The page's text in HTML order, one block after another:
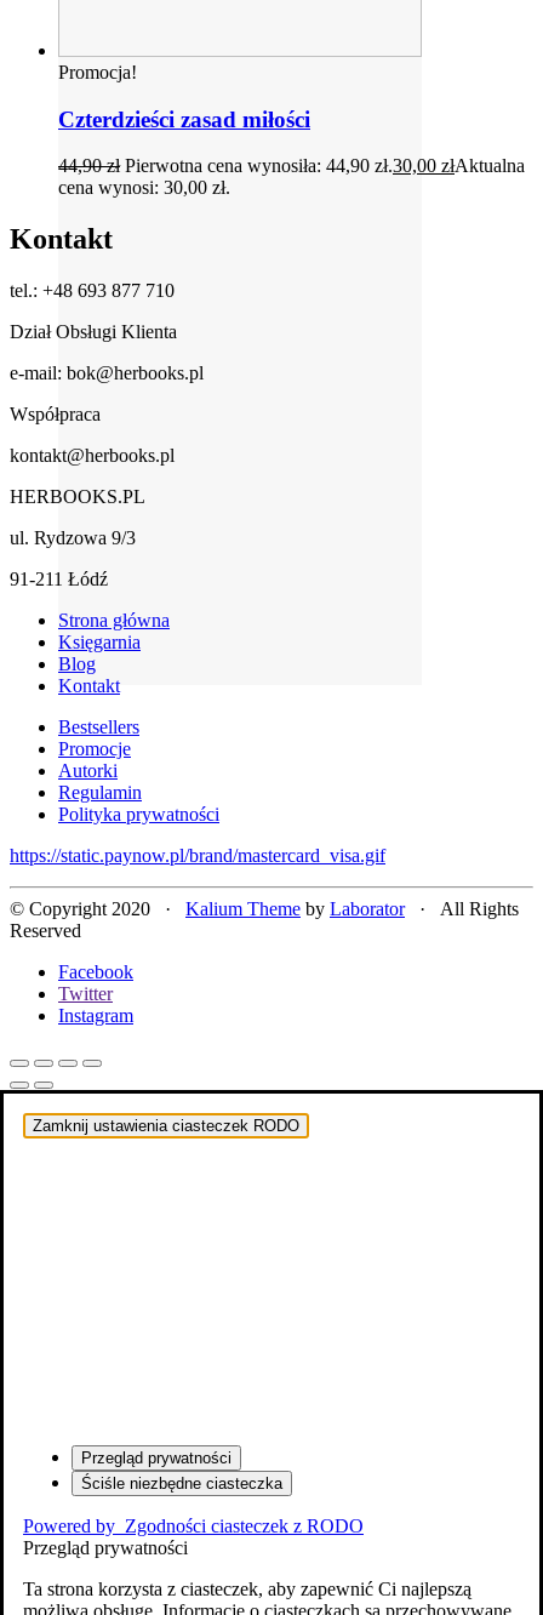
Promocja!
Czterdzieści zasad miłości
44,90zł Pierwotna cena wynosiła: 44,90 zł.30,00 złAktualna
cena wynosi: 30,00 zł.
Kontakt
tel.: +48 693 877 710
Dział Obsługi Klienta
e-mail: bok@herbooks.pl
Współpraca
kontakt@herbooks.pl
HERBOOKS.PL
ul. Rydzowa 9/3
91-211 Łódź
Strona główna
Księgarnia
Blog
Kontakt
Bestsellers
Promocje
Autorki
Regulamin
Polityka prywatności
https://static.paynow.pl/brand/mastercard_visa.gif
© Copyright 2020 · Kalium Theme by Laborator· All Rights
Reserved
Facebook
Twitter
Instagram
Zamknij ustawienia ciasteczek RODO
Przegląd prywatności
Ściśle niezbędne ciasteczka
Powered by Zgodności ciasteczek z RODO
Przegląd prywatności
Ta strona korzysta z ciasteczek, aby zapewnić Ci najlepszą